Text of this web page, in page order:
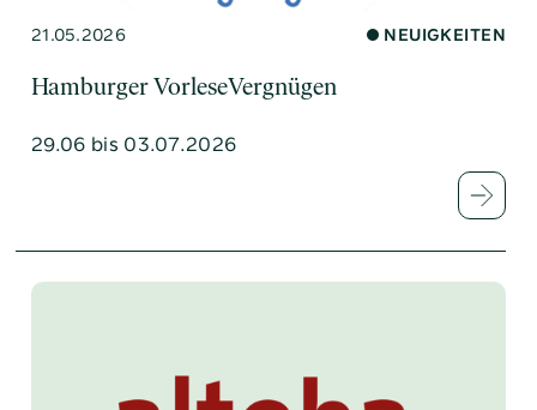
21.05.2026 NEUIGKEITEN
Hamburger VorleseVergnügen
29.06 bis 03.07.2026